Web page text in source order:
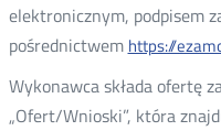
elektronicznym, podpisem
pośrednictwem https://
Wykonawca składa ofertę
„Ofert/Wnioski”, która